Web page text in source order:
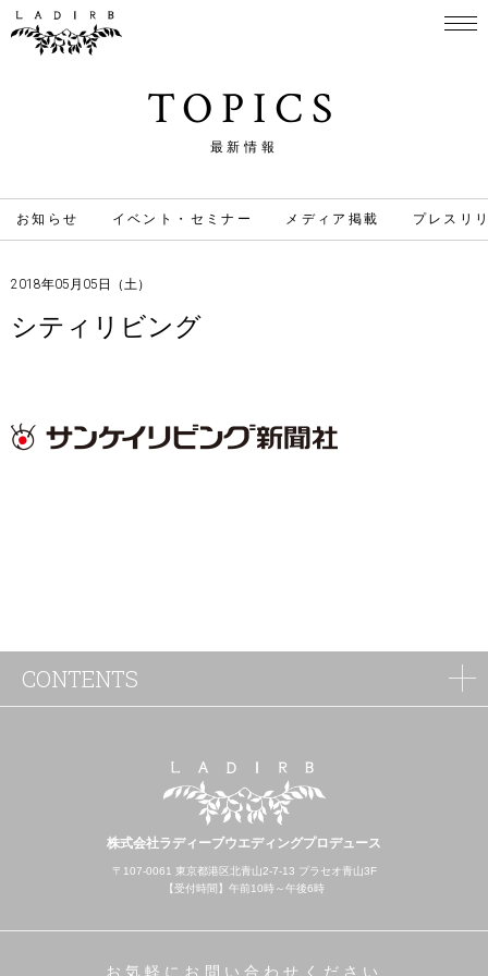
TOPICS
最新情報
お知らせ イベント・セミナー メディア掲載 プレスリ
2018年05月05日（土）
シティリビング
株式会社ラディーブウエディングプロデュース
〒107-0061 東京都港区北青山2-7-13 プラセオ青山3F
【受付時間】午前10時～午後6時
CONTENTS